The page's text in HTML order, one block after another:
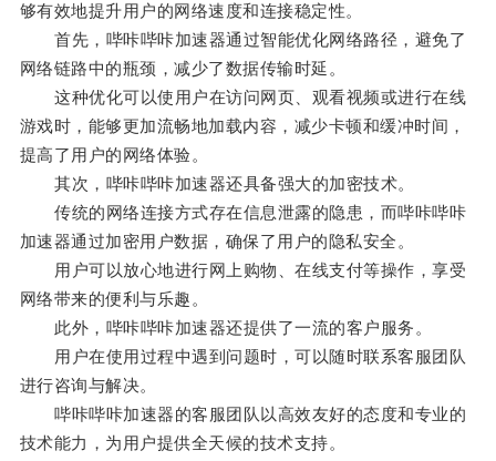
够有效地提升用户的网络速度和连接稳定性。
首先，哔咔哔咔加速器通过智能优化网络路径，避免了
网络链路中的瓶颈，减少了数据传输时延。
这种优化可以使用户在访问网页、观看视频或进行在线
游戏时，能够更加流畅地加载内容，减少卡顿和缓冲时间，
提高了用户的网络体验。
其次，哔咔哔咔加速器还具备强大的加密技术。
传统的网络连接方式存在信息泄露的隐患，而哔咔哔咔
加速器通过加密用户数据，确保了用户的隐私安全。
用户可以放心地进行网上购物、在线支付等操作，享受
网络带来的便利与乐趣。
此外，哔咔哔咔加速器还提供了一流的客户服务。
用户在使用过程中遇到问题时，可以随时联系客服团队
进行咨询与解决。
哔咔哔咔加速器的客服团队以高效友好的态度和专业的
技术能力，为用户提供全天候的技术支持。